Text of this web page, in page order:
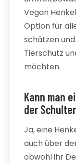
Vegan
Option für
schätzen
Tierschutz
möchten.
Kann man
der
Ja, eine
auch über
obwohl ihr